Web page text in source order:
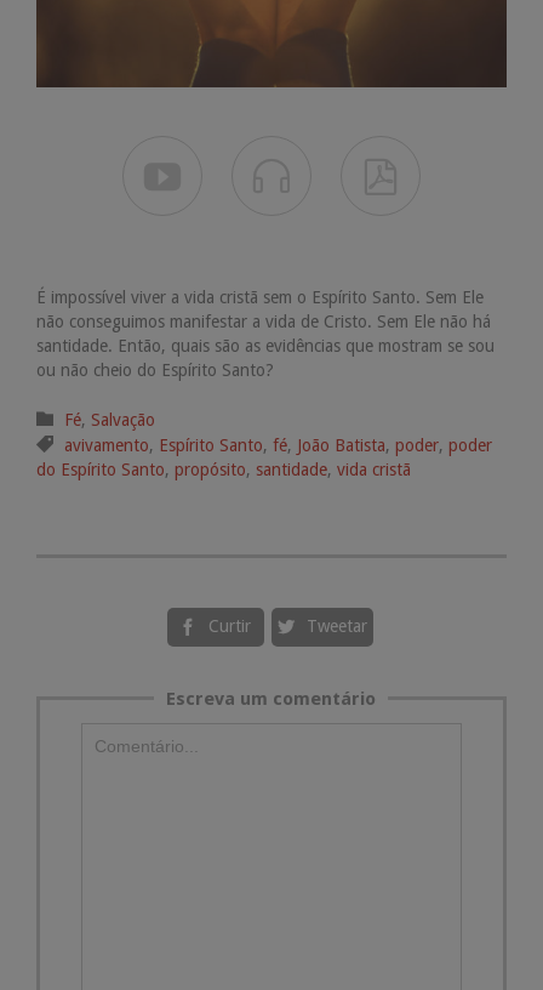
É impossível viver a vida cristã sem o Espírito Santo. Sem Ele
não conseguimos manifestar a vida de Cristo. Sem Ele não há
santidade. Então, quais são as evidências que mostram se sou
ou não cheio do Espírito Santo?
 Categoria
Fé, Salvação
 Tags
avivamento, Espírito Santo, fé, João Batista, poder, poder
do Espírito Santo, propósito, santidade, vida cristã
 Curtir  Tweetar
Escreva um comentário